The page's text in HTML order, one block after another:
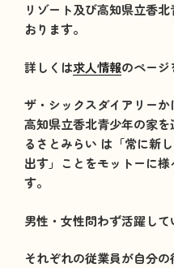
リゾート及び高知県立香
おります。
詳しくは求人情報のページ
ザ・シックスダイアリーか
高知県立香北青少年の家
るさとみらい は「常に新
出す」ことをモットーに
す。
男性・女性問わず活躍して
それぞれの従業員が自分